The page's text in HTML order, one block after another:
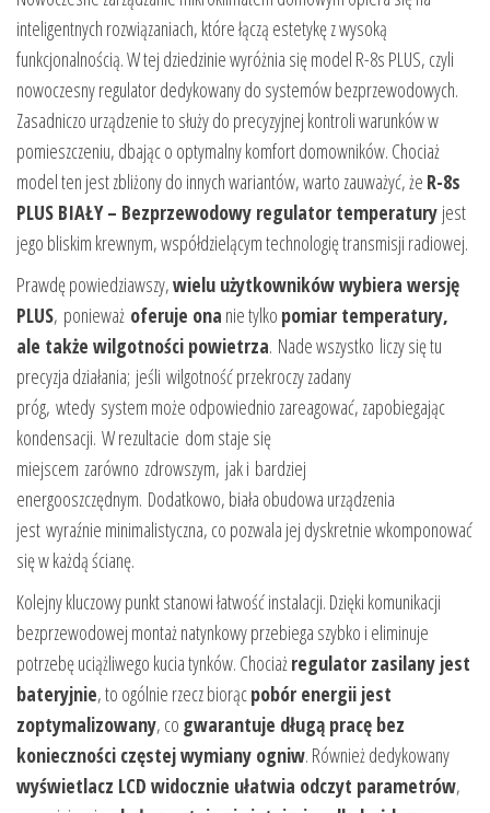
inteligentnych rozwiązaniach, które łączą estetykę z wysoką
funkcjonalnością. W tej dziedzinie wyróżnia się model R-8s PLUS, czyli
nowoczesny regulator dedykowany do systemów bezprzewodowych.
Zasadniczo urządzenie to służy do precyzyjnej kontroli warunków w
pomieszczeniu, dbając o optymalny komfort domowników. Chociaż
model ten jest zbliżony do innych wariantów, warto zauważyć, że R-8s
PLUS BIAŁY – Bezprzewodowy regulator temperatury jest
jego bliskim krewnym, współdzielącym technologię transmisji radiowej.
Prawdę powiedziawszy,wielu użytkowników wybiera wersję
PLUS, ponieważ oferuje ona nie tylko pomiar temperatury,
ale także wilgotności powietrza. Nade wszystko liczy się tu
precyzja działania; jeśli wilgotność przekroczy zadany
próg, wtedy system może odpowiednio zareagować, zapobiegając
kondensacji. W rezultacie dom staje się
miejscem zarówno zdrowszym, jak i bardziej
energooszczędnym. Dodatkowo, biała obudowa urządzenia
jest wyraźnie minimalistyczna, co pozwala jej dyskretnie wkomponować
się w każdą ścianę.
Kolejny kluczowy punkt stanowi łatwość instalacji. Dzięki komunikacji
bezprzewodowej montaż natynkowy przebiega szybko i eliminuje
potrzebę uciążliwego kucia tynków. Chociażregulator zasilany jest
bateryjnie, to ogólnie rzecz biorącpobór energii jest
zoptymalizowany, co gwarantuje długą pracę bez
konieczności częstej wymiany ogniw. Również dedykowany
wyświetlacz LCD widocznie ułatwia odczyt parametrów,